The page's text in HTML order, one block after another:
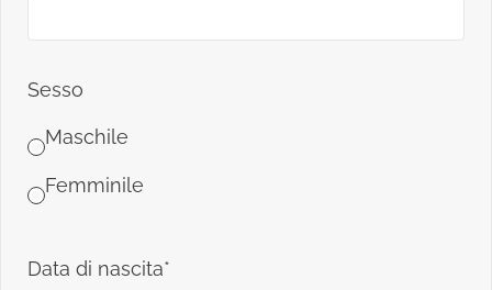
Sesso
Maschile
Femminile
Data di nascita*